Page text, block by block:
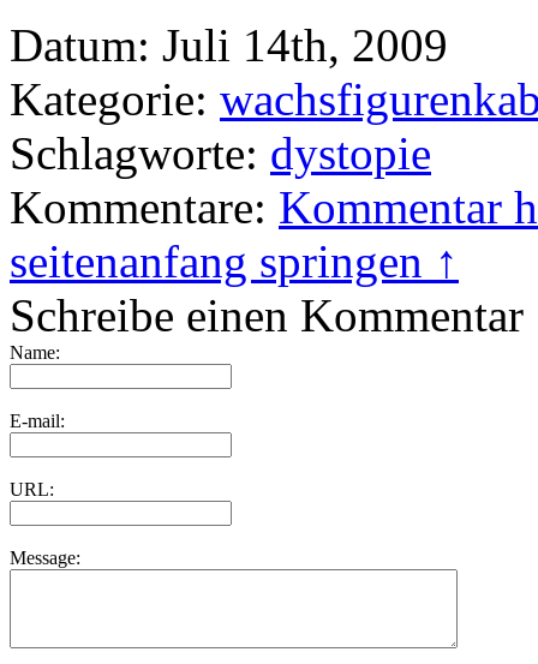
Datum: Juli 14th, 2009
Kategorie:
Schlagworte: dystopie
Kommentare:
seitenanfang springen ↑
Schreibe einen Kommentar
Name:
E-mail:
URL:
Message: